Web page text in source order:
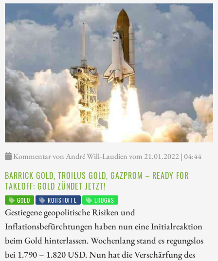
Kommentar von André Will-Laudien vom 21.01.2022 | 04:44
BARRICK GOLD, TROILUS GOLD, GAZPROM – READY FOR
TAKEOFF: GOLD ZÜNDET JETZT!
GOLD ROHSTOFFE ERDGAS
Gestiegene geopolitische Risiken und
Inflationsbefürchtungen haben nun eine Initialreaktion
beim Gold hinterlassen. Wochenlang stand es regungslos
bei 1.790 – 1.820 USD. Nun hat die Verschärfung des